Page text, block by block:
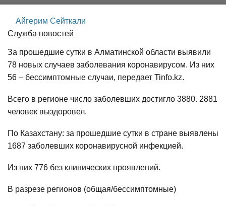
Айгерим Сейткали
Служба новостей
За прошедшие сутки в Алматинской области выявили
78 новых случаев заболевания коронавирусом. Из них
56 – бессимптомные случаи, передает Tinfo.kz.
Всего в регионе число заболевших достигло 3880. 2881
человек выздоровел.
По Казахстану: за прошедшие сутки в стране выявлены
1687 заболевших коронавирусной инфекцией.
Из них 776 без клинических проявлений.
В разрезе регионов (общая/бессимптомные)